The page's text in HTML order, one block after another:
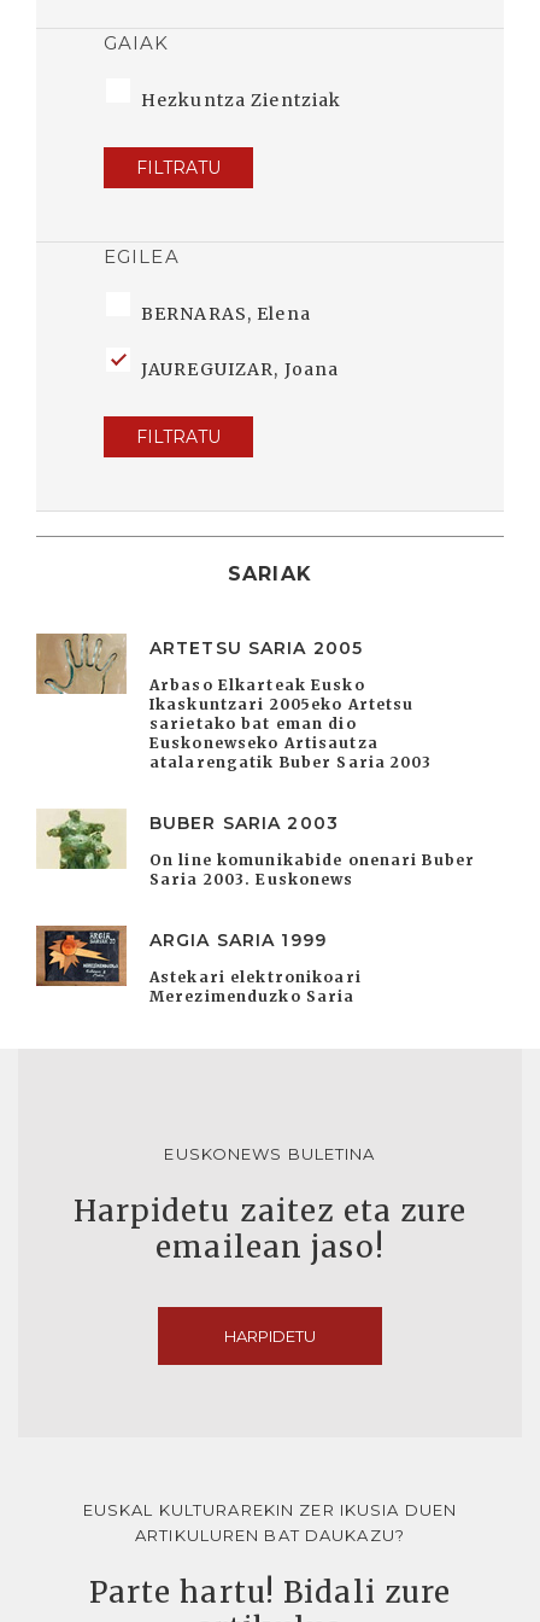
GAIAK
Hezkuntza Zientziak
FILTRATU
EGILEA
BERNARAS, Elena
JAUREGUIZAR, Joana
FILTRATU
SARIAK
ARTETSU SARIA 2005
Arbaso Elkarteak Eusko
Ikaskuntzari 2005eko Artetsu
sarietako bat eman dio
Euskonewseko Artisautza
atalarengatik Buber Saria 2003
BUBER SARIA 2003
On line komunikabide onenari Buber
Saria 2003. Euskonews
ARGIA SARIA 1999
Astekari elektronikoari
Merezimenduzko Saria
EUSKONEWS BULETINA
Harpidetu zaitez eta zure
emailean jaso!
HARPIDETU
EUSKAL KULTURAREKIN ZER IKUSIA DUEN
ARTIKULUREN BAT DAUKAZU?
Parte hartu! Bidali zure